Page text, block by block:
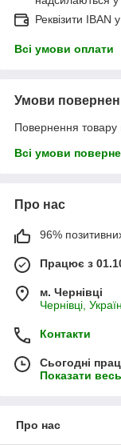
Реквізити IBAN
Всі умови оплати
Умови
Повернення товару
Всі умови
Про нас
96%
Працює з
м. Чернівці
Чернівці,
Контакти
Сьогодні
Показати
Про нас